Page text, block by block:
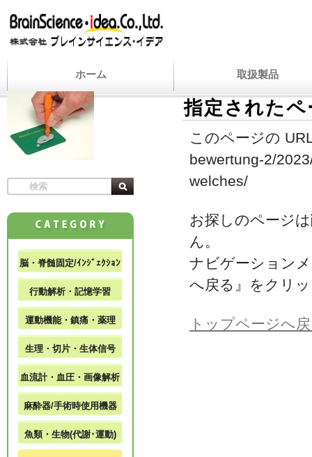
ホーム 取扱製品
指定された
このページの
bewertung-2/
welches/
お探しのページ
ん。
ナビゲーション
へ戻る』をクリ
トップページへ
脳・脊髄固定/ｲﾝｼﾞｪｸｼｮﾝ
行動解析・記憶学習
運動機能・鎮痛・薬理
生理・切片・生体信号
血流計・血圧・画像解析
麻酔器/手術時使用機器
魚類・生物(代謝･運動)